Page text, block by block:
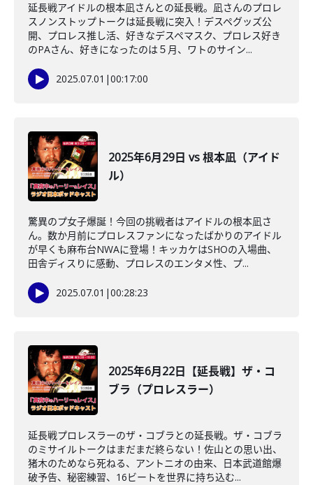
延長戦アイドルの根本凪さんとの延長戦。凪さんのプロレ
スノンストップトークは延長戦に突入！デスペグッズ公
開、プロレス推し活、好きなデスペマスク、プロレス好き
のPAさん、好きになったのは５月、ワトのサイン...
2025.07.01 |00:17:00
2025年6月29日 vs 根本凪（アイド
ル）
驚異のプ女子爆誕！今回の挑戦者はアイドルの根本凪さ
ん。数か月前にプロレスファンになったばかりのアイドル
が早くも麻布台NWAに登場！キッカケはSHOの入場曲、
田舎ディスりに感動、プロレスのエンタメ性、プ...
2025.07.01 |00:28:23
2025年6月22日【延長戦】ザ・コ
ブラ（プロレスラー）
延長戦プロレスラーのザ・コブラとの延長戦。ザ・コブラ
のミサイルトークはまだまだ終らない！佐山との思い出、
猪木のためなら死ねる、アントニオの由来、日本武道館爆
破予告、秘密練習、16ビートを世界に持ち込む...